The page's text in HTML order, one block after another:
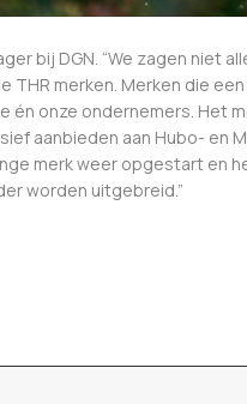
bij DGN. “We zagen niet
merken. Merken die
én onze ondernemers. Het
aanbieden aan Hubo- en
merk weer opgestart en
worden uitgebreid.”